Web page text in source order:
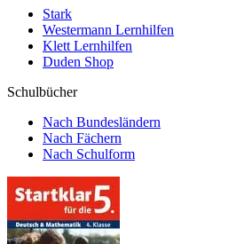
Stark
Westermann Lernhilfen
Klett Lernhilfen
Duden Shop
Schulbücher
Nach Bundesländern
Nach Fächern
Nach Schulform